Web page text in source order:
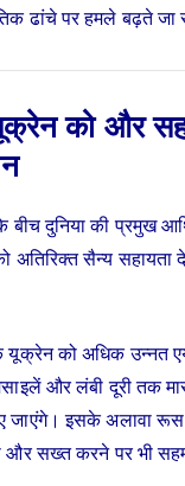
ढांचे पर हमले बढ़ते जा
को और
बीच दुनिया की प्रमुख
सैन्य सहायता
यूक्रेन को अधिक उन्नत
और लंबी दूरी तक
जाएंगे। इसके अलावा
और सख्त करने पर भी